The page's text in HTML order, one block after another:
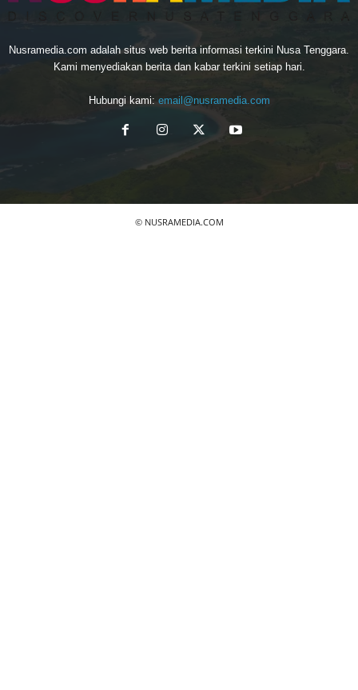
Nusramedia.com adalah situs web berita informasi terkini Nusa Tenggara.
Kami menyediakan berita dan kabar terkini setiap hari.
Hubungi kami: email@nusramedia.com
© NUSRAMEDIA.COM